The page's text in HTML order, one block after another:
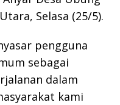
Selasa (25/5).
pengguna
sebagai
dalam
kami